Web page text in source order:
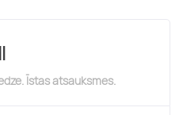
Īstas atsauksmes.